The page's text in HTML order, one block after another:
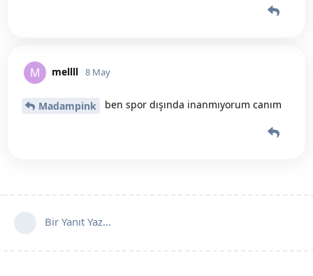
M mellll 8 May
Madampink ben spor dışında inanmıyorum canım
Bir Yanıt Yaz...